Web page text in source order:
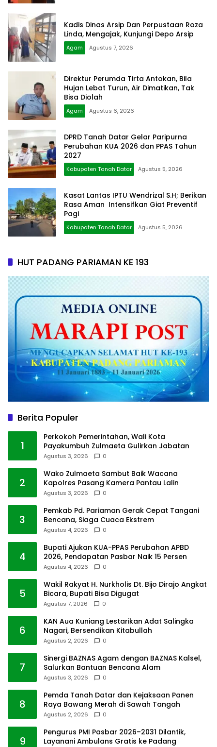
Kadis Dinas Arsip Dan Perpustaan Roza
Linda, Mengajak, Kunjungi Depo Arsip
Agam Agustus 7, 2026
Direktur Perumda Tirta Antokan, Bila
Hujan Lebat Turun, Air Dimatikan, Tak
Bisa Diolah
Agam Agustus 6, 2026
DPRD Tanah Datar Gelar Paripurna
Perubahan KUA 2026 dan PPAS Tahun
2027
Kabupaten Tanah Datar Agustus 5, 2026
Kasat Lantas IPTU Wendrizal S.H; Berikan
Rasa Aman Intensifkan Giat Preventif
Pagi
Kabupaten Tanah Datar Agustus 5, 2026
HUT PADANG PARIAMAN KE 193
Berita Populer
1
Perkokoh Pemerintahan, Wali Kota
Payakumbuh Zulmaeta Gulirkan Jabatan
Agustus 3, 2026 0
2
Wako Zulmaeta Sambut Baik Wacana
Kapolres Pasang Kamera Pantau Lalin
Agustus 3, 2026 0
3
Pemkab Pd. Pariaman Gerak Cepat Tangani
Bencana, Siaga Cuaca Ekstrem
Agustus 4, 2026 0
4
Bupati Ajukan KUA-PPAS Perubahan APBD
2026, Pendapatan Pasbar Naik 15 Persen
Agustus 4, 2026 0
5
Wakil Rakyat H. Nurkholis Dt. Bijo Dirajo Angkat
Bicara, Bupati Bisa Digugat
Agustus 7, 2026 0
6
KAN Aua Kuniang Lestarikan Adat Salingka
Nagari, Bersendikan Kitabullah
Agustus 2, 2026 0
7
Sinergi BAZNAS Agam dengan BAZNAS Kalsel,
Salurkan Bantuan Bencana Alam
Agustus 3, 2026 0
8
Pemda Tanah Datar dan Kejaksaan Panen
Raya Bawang Merah di Sawah Tangah
Agustus 2, 2026 0
9
Pengurus PMI Pasbar 2026–2031 Dilantik,
Layanani Ambulans Gratis ke Padang